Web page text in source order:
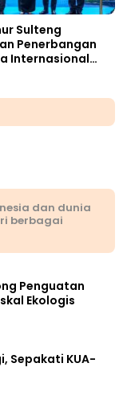
Sulteng
Penerbangan
Internasional
dan dunia
berbagai
Penguatan
Ekologis
Sepakati KUA-